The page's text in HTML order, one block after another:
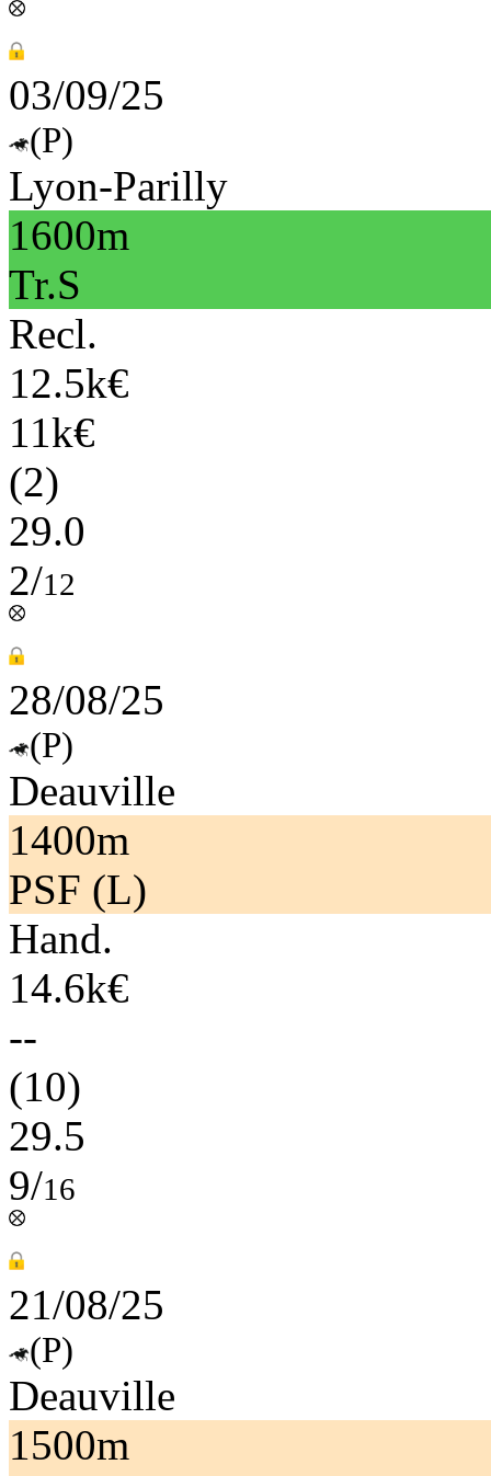
03/09/25
(P)
Lyon-Parilly
1600m
Tr.S
Recl.
12.5k€
11k€
(2)
29.0
2/12
28/08/25
(P)
Deauville
1400m
PSF (L)
Hand.
14.6k€
--
(10)
29.5
9/16
21/08/25
(P)
Deauville
1500m